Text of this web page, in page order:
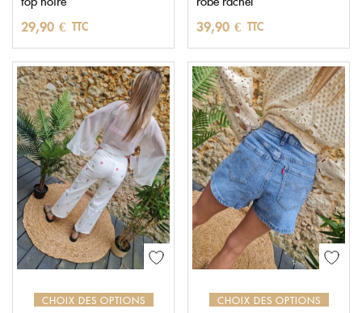
29,90 € TTC 39,90 € TTC
CHOIX DES OPTIONS CHOIX DES OPTIONS